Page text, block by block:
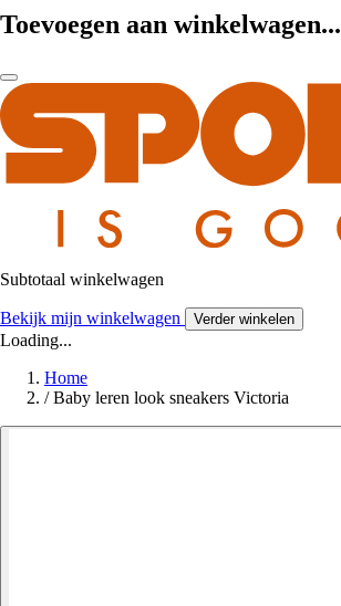
Toevoegen aan winkelwagen...
Subtotaal winkelwagen
Bekijk mijn winkelwagen Verder winkelen
Loading...
Home
/ Baby leren look sneakers Victoria